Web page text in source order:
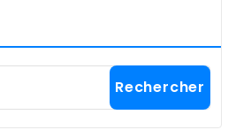
Rechercher